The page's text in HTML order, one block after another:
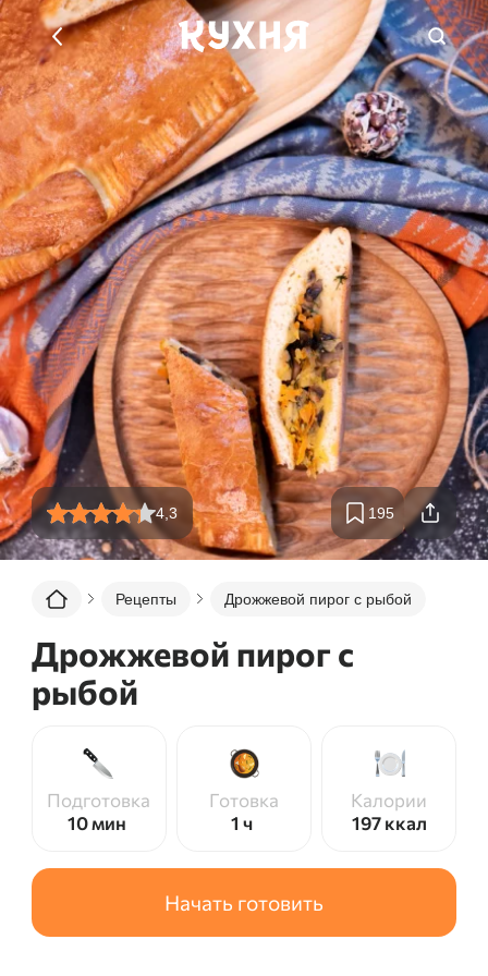
4,3 195
Рецепты Дрожжевой пирог с рыбой
Дрожжевой пирог с
рыбой
Подготовка
10 мин
Готовка
1 ч
Калории
197 ккал
Начать готовить